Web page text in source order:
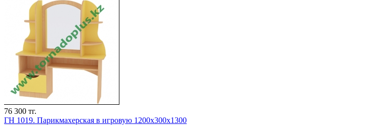
76 300 тг.
ГН 1019. Парикмахерская в игровую 1200x300x1300